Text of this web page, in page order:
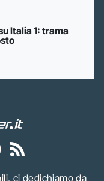
Italia 1: trama
ci dedichiamo da